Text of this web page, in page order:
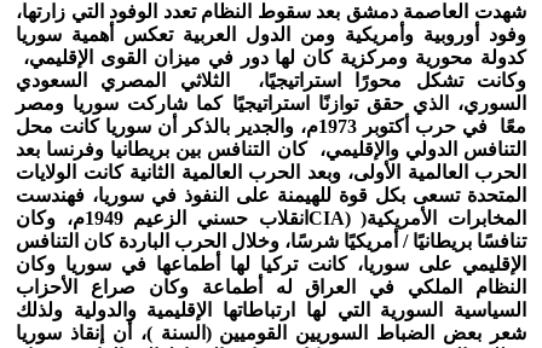
شهدت العاصمة دمشق بعد سقوط النظام تعدد الوفود التي زارتها،
وفود أوروبية وأمريكية ومن الدول العربية تعكس أهمية سوريا
كدولة محورية ومركزية كان لها دور في ميزان القوى الإقليمي،
وكانت تشكل محورًا استراتيجيًا، الثلاثي المصري السعودي
السوري، الذي حقق توازنًا استراتيجيًا كما شاركت سوريا ومصر
معًا في حرب أكتوبر 1973م، والجدير بالذكر أن سوريا كانت محل
التنافس الدولي والإقليمي، كان التنافس بين بريطانيا وفرنسا بعد
الحرب العالمية الأولى، وبعد الحرب العالمية الثانية كانت الولايات
المتحدة تسعى بكل قوة للهيمنة على النفوذ في سوريا، فهندست
المخابرات الأمريكية((CIA
انقلاب حسني الزعيم 1949م، وكان
تنافسًا بريطانيًا / أمريكيًا شرسًا، وخلال الحرب الباردة كان التنافس
الإقليمي على سوريا، كانت تركيا لها أطماعها في سوريا وكان
النظام الملكي في العراق له أطماعة وكان صراع الأحزاب
السياسية السورية التي لها ارتباطاتها الإقليمية والدولية ولذلك
شعر بعض الضباط السوريين القوميين (السنة )، أن إنقاذ سوريا